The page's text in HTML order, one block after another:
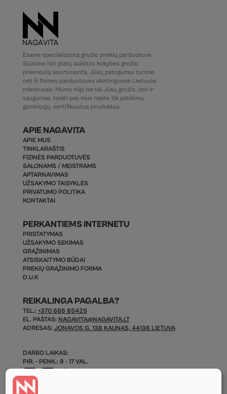
Esame specializuota grožio prekių parduotuvė.
Siūlome itin platų aukštos kokybės grožio
priemonių asortimentą. Jūsų patogumui turime
net 5 fizines parduotuves skirtinguose Lietuvos
miestuose. Mums rūpi ne tik Jūsų grožis, bet ir
saugumas, todėl pas mus rasite tik patikimų
gamintojų, sertifikuotus produktus.
APIE NAGAVITA
APIE MUS
TINKLARAŠTIS
FIZINĖS PARDUOTUVĖS
SALONAMS / MEISTRAMS
APTARNAVIMAS
UŽSAKYMO TAISYKLĖS
PRIVATUMO POLITIKA
KONTAKTAI
PERKANTIEMS INTERNETU
PRISTATYMAS
UŽSAKYMO SEKIMAS
GRĄŽINIMAS
ATSISKAITYMO BŪDAI
PREKIŲ GRĄŽINIMO FORMA
D.U.K
REIKALINGA PAGALBA?
TEL.: +370 686 85425
EL. PAŠTAS: NAGAVITA@NAGAVITA.LT
ADRESAS: JONAVOS G. 138 KAUNAS, 44136 LIETUVA
DARBO LAIKAS:
PIR. - PENK.: 9 - 17 VAL.